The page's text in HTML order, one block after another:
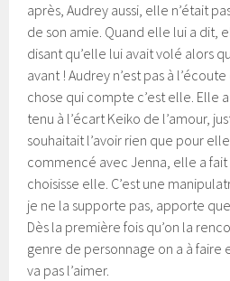
après, Audrey aussi, elle n’était
de son amie. Quand elle lui a dit,
disant qu’elle lui avait volé alors
avant ! Audrey n’est pas à
chose qui compte c’est elle. Elle
tenu à l’écart Keiko de l’amour,
souhaitait l’avoir rien que pour
commencé avec Jenna, elle a
choisisse elle. C’est une
je ne la supporte pas, apporte
Dès la première fois qu’on la
genre de personnage on a à faire
va pas l’aimer.